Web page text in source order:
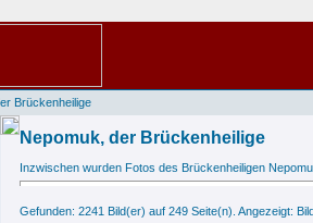
Brückenheilige
Nepomuk, der Brückenheilige
Inzwischen wurden Fotos des Brückenheiligen
Gefunden: 2241 Bild(er) auf 249 Seite(n). Angezeigt: